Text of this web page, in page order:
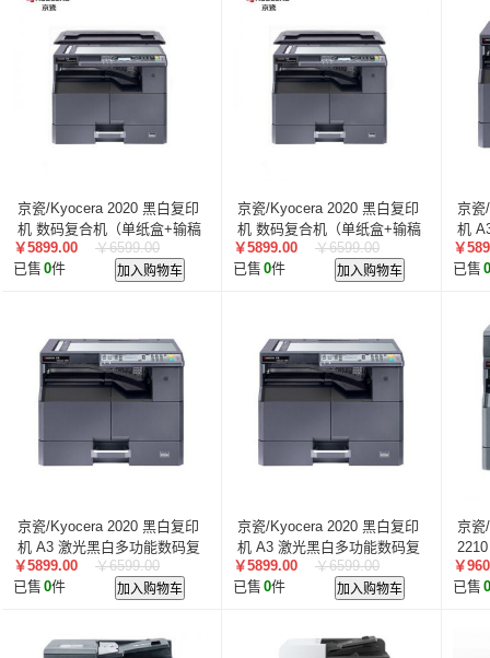
智腾/
艾博德
东方中原 ITC
海天地/Soopen
三田 上海易教
普印力
中科可控/SuMa NEC
奥兰德
博思得/POSTEK 华映/HWAING
航天
智汇星
航天柏克 柏克 旭龙物联 旭龙
中科
美松达/MAXOUND
小篆 麟云 艾特网能 科视
京瓷/Kyocera 2020 黑白复印
机 数码复合机（单纸盒+输稿
器）
￥5899.00
￥6599.00
已售 0件 加入购物车
京瓷/Kyocera 2020 黑白复印
机 数码复合机（单纸盒+输稿
器）
￥5899.00
￥6599.00
已售 0件 加入购物车
京瓷
机
合机
￥
已售 0
京瓷/Kyocera 2020 黑白复印
机 A3 激光黑白多功能数码复
合机（单纸盒+输稿器）
￥5899.00
￥6599.00
已售 0件 加入购物车
京瓷/Kyocera 2020 黑白复印
机 A3 激光黑白多功能数码复
合机（单纸盒+输稿器）
￥5899.00
￥6599.00
已售 0件 加入购物车
京瓷
纸盒
￥
已售 0